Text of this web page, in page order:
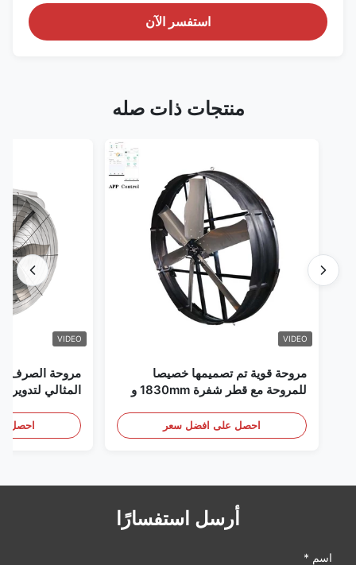
استفسر الآن
منتجات ذات صله
VIDEO
مروحة قوية تم تصميمها خصيصا
للمروحة مع قطر شفرة 1830mm و
احصل على افضل سعر
VIDEO
مروحة الصرف
المثالي لتدوير
احصل
أرسل استفسارًا
اسم *